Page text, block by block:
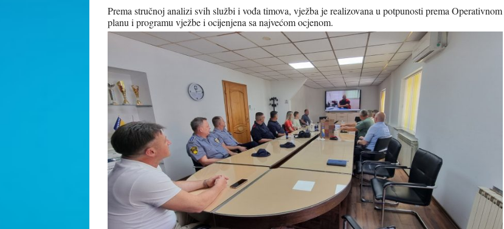
Prema stručnoj analizi svih službi i vođa timova, vježba je realizovana u potpunosti prema Operativnom
planu i programu vježbe i ocijenjena sa najvećom ocjenom.